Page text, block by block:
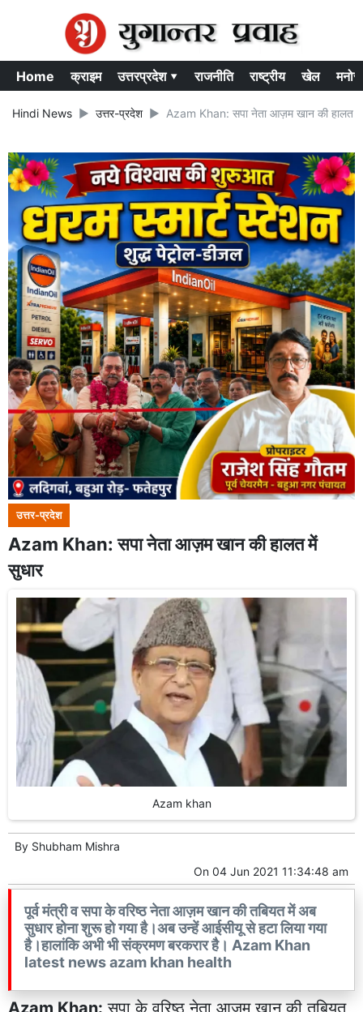
Home क्राइम उत्तरप्रदेश ▾ राजनीति राष्ट्रीय खेल
Hindi News उत्तर-प्रदेश Azam Khan: सपा नेता आज़म खान की हालत में
उत्तर-प्रदेश
Azam Khan: सपा नेता आज़म खान की हालत में
सुधार
Azam khan
By Shubham Mishra
On 04 Jun 2021 11:34:48 am
पूर्व मंत्री व सपा के वरिष्ठ नेता आज़म खान की तबियत में अब
सुधार होना शुरू हो गया है।अब उन्हें आईसीयू से हटा लिया गया
है।हालांकि अभी भी संक्रमण बरकरार है। Azam Khan
latest news azam khan health
Azam Khan: सपा के वरिष्ठ नेता आज़म खान की तबियत